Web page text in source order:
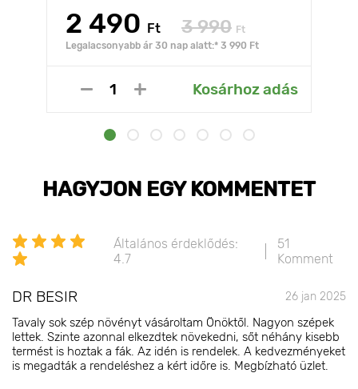
2 490 Ft 3 990 Ft
Legalacsonyabb ár 30 nap alatt:* 3 990 Ft
Kosárhoz adás
HAGYJON EGY KOMMENTET
Általános érdeklődés:
4.7
51
Komment
DR BESIR 26 jan 2025
Tavaly sok szép növényt vásároltam Önöktől. Nagyon szépek
lettek. Szinte azonnal elkezdtek növekedni, sőt néhány kisebb
termést is hoztak a fák. Az idén is rendelek. A kedvezményeket
is megadták a rendeléshez a kért időre is. Megbízható üzlet.